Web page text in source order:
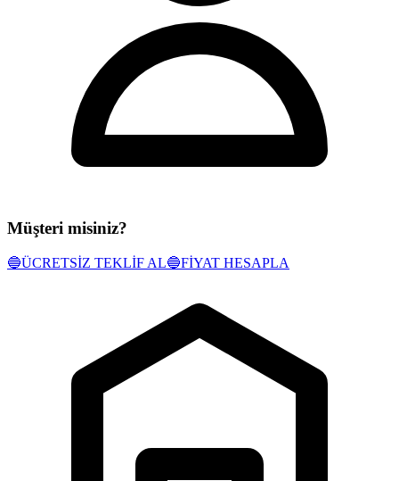
Müşteri misiniz?
🔵ÜCRETSİZ TEKLİF AL🔵FİYAT HESAPLA